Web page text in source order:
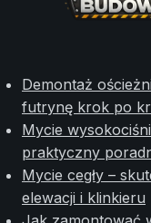
Demontaż
futrynę krok po
Mycie
praktyczny
Mycie cegły –
elewacji i klinkieru